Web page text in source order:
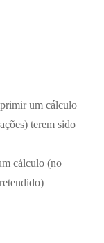
um cálculo
terem sido
cálculo (no